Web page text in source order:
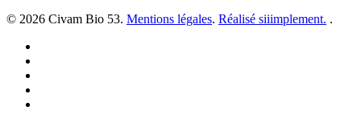
© 2026 Civam Bio 53. Mentions légales. Réalisé siiimplement. .